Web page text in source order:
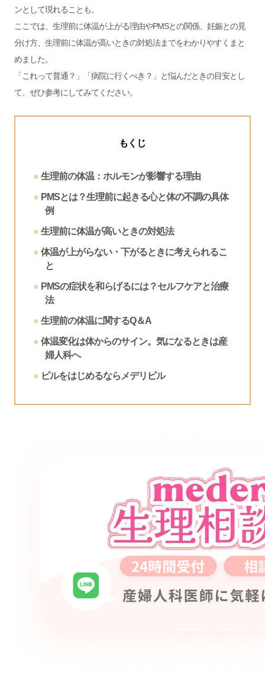
ンとして現れることも。
ここでは、生理前に体温が上がる理由やPMSとの関係、妊娠との見
分け方、生理前に体温が高いときの対処法までをわかりやすくまと
めました。
「これって普通？」「病院に行くべき？」と悩んだときの目安とし
て、ぜひ参考にしてみてください。
もくじ
生理前の体温：ホルモンが影響する理由
PMSとは？生理前に起きる心と体の不調の具体
例
生理前に体温が高いときの対処法
体温が上がらない・下がるときに考えられるこ
と
PMSの症状を和らげるには？セルフケアと治療
法
生理前の体温に関するQ＆A
体温変化は体からのサイン。気になるときは産
婦人科へ
ピルをはじめるならメデリピル